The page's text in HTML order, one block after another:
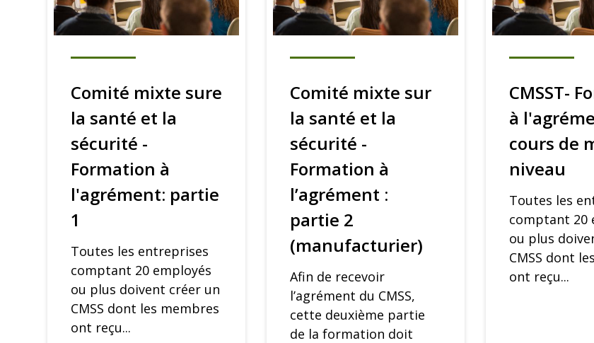
Comité mixte sure
la santé et la
sécurité -
Formation à
l'agrément: partie
1
Toutes les entreprises
comptant 20 employés
ou plus doivent créer un
CMSS dont les membres
ont reçu...
Comité mixte sur
la santé et la
sécurité -
Formation à
l’agrément :
partie 2
(manufacturier)
Afin de recevoir
l’agrément du CMSS,
cette deuxième partie
de la formation doit
CMSST-
à
cours de
niveau
Toutes les
comptant 20
ou plus
CMSS dont
ont reçu...